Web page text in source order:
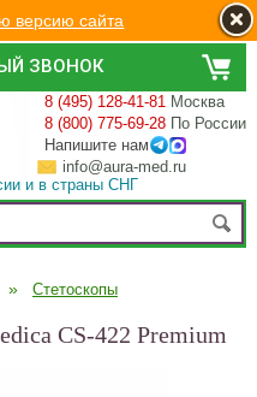
ЗВОНОК
8 (495) 128-41-81 Москва
8 (800) 775-69-28 По России
Напишите нам
info@aura-med.ru
и в страны СНГ
» Стетоскопы
CS-422 Premium
версию сайта